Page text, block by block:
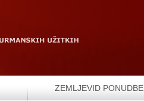
ZEMLJEVID PONUDBE